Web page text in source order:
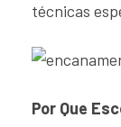
técnicas
Por Que